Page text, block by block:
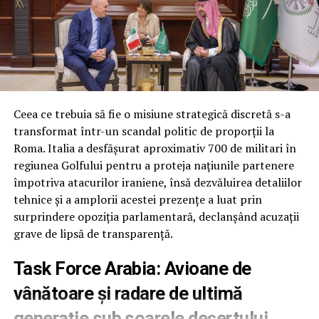
pentru cinci programe majore de muniții:
interceptoarele PAC-3 pentru sistemul Patriot,
rachetele de croazieră Tomahawk, rachetele aer-aer
AMRAAM și două variante ale rachetelor Standard
Missile-3. Fără această derogare, guvernul riscă
penalități de anulare a contractelor multianuale din
cauza cantităților negociate anterior.
În locul acestor flexibilități, Senatul a inclus doar
prevederile standard care interzic Pentagonului să
inițieze programe noi sau contracte multianuale
folosind fondurile din rezoluția de continuare.
Fără scutire de la reducerile automate de cheltuieli
reconciliere aprobate anul trecut de la mecanismul de
sechestrare (reduceri automate). Fără această excepție,
aproximativ 8% din fondurile neangajate ar deveni
Ceea ce trebuia să fie o misiune strategică discretă s-a
transformat într-un scandal politic de proporții la
Roma. Italia a desfășurat aproximativ 700 de militari în
regiunea Golfului pentru a proteja națiunile partenere
împotriva atacurilor iraniene, însă dezvăluirea detaliilor
tehnice și a amplorii acestei prezențe a luat prin
surprindere opoziția parlamentară, declanșând acuzații
grave de lipsă de transparență.
Task Force Arabia: Avioane de
vânătoare și radare de ultimă